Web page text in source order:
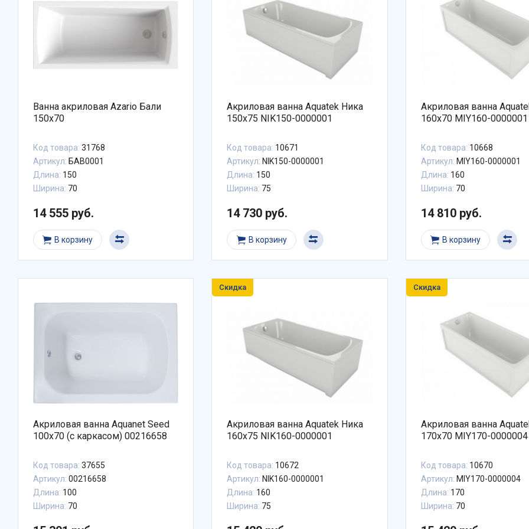
Ванна акриловая Azario Бали
150х70
Код товара: 31768
Артикул: БАВ0001
Длина: 150
Ширина: 70
14 555 руб.
В корзину
Акриловая ванна Aquatek Ника
150x75 NIK150-0000001
Код товара: 10671
Артикул: NIK150-0000001
Длина: 150
Ширина: 75
14 730 руб.
В корзину
Акриловая ванна Aquatek
160x70 MIY160-0000001
Код товара: 10668
Артикул: MIY160-0000001
Длина: 160
Ширина: 70
14 810 руб.
В корзину
Акриловая ванна Aquanet Seed
100x70 (с каркасом) 00216658
Код товара: 37655
Артикул: 00216658
Длина: 100
Ширина: 70
Скидка
Акриловая ванна Aquatek Ника
160x75 NIK160-0000001
Код товара: 10672
Артикул: NIK160-0000001
Длина: 160
Ширина: 75
Скидка
Акриловая ванна Aquatek
170x70 MIY170-0000004
Код товара: 10670
Артикул: MIY170-0000004
Длина: 170
Ширина: 70